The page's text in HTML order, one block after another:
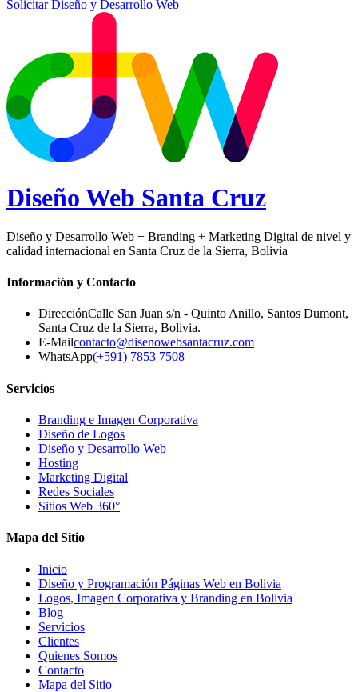
Solicitar Diseño y Desarrollo Web
Diseño Web Santa Cruz
Diseño y Desarrollo Web + Branding + Marketing Digital de nivel y
calidad internacional en Santa Cruz de la Sierra, Bolivia
Información y Contacto
DirecciónCalle San Juan s/n - Quinto Anillo, Santos Dumont,
Santa Cruz de la Sierra, Bolivia.
E-Mailcontacto@disenowebsantacruz.com
WhatsApp(+591) 7853 7508
Servicios
Branding e Imagen Corporativa
Diseño de Logos
Diseño y Desarrollo Web
Hosting
Marketing Digital
Redes Sociales
Sitios Web 360°
Mapa del Sitio
Inicio
Diseño y Programación Páginas Web en Bolivia
Logos, Imagen Corporativa y Branding en Bolivia
Blog
Servicios
Clientes
Quienes Somos
Contacto
Mapa del Sitio